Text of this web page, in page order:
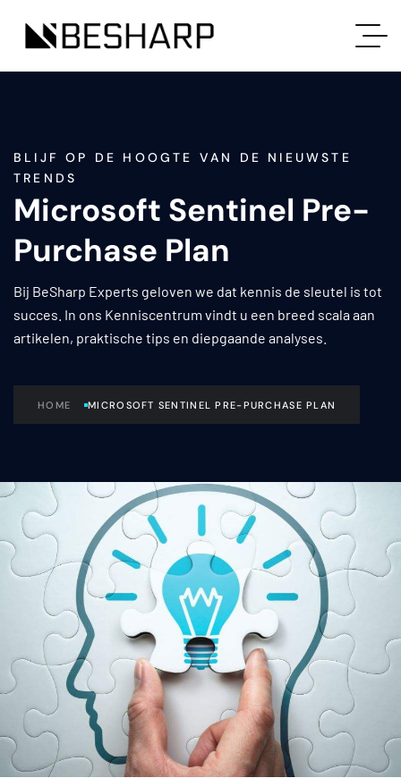
BLIJF OP DE HOOGTE VAN DE NIEUWSTE
TRENDS
Microsoft Sentinel Pre-
Purchase Plan
Bij BeSharp Experts geloven we dat kennis de sleutel is tot
succes. In ons Kenniscentrum vindt u een breed scala aan
artikelen, praktische tips en diepgaande analyses.
HOME MICROSOFT SENTINEL PRE-PURCHASE PLAN